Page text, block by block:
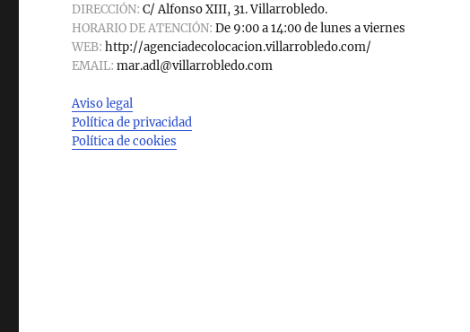
DIRECCIÓN: C/ Alfonso XIII, 31. Villarrobledo.
HORARIO DE ATENCIÓN: De 9:00 a 14:00 de lunes a viernes
WEB: http://agenciadecolocacion.villarrobledo.com/
EMAIL: mar.adl@villarrobledo.com
Aviso legal
Política de privacidad
Política de cookies